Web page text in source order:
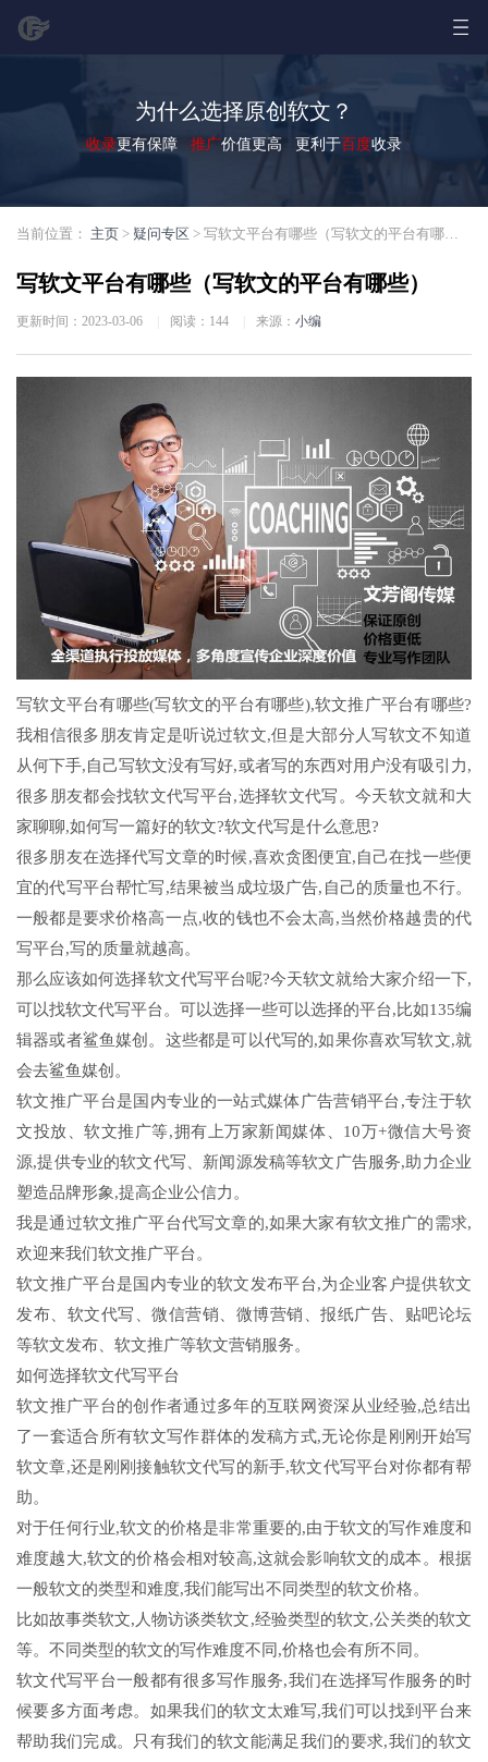
为什么选择原创软文？
收录更有保障 推广价值更高 更利于百度收录
当前位置： 主页 > 疑问专区 > 写软文平台有哪些（写软文的平台有哪些）
写软文平台有哪些（写软文的平台有哪些）
更新时间：2023-03-06 阅读： 144 来源： 小编
写软文平台有哪些(写软文的平台有哪些),软文推广平台有哪些?
我相信很多朋友肯定是听说过软文,但是大部分人写软文不知道
从何下手,自己写软文没有写好,或者写的东西对用户没有吸引力,
很多朋友都会找软文代写平台,选择软文代写。今天软文就和大
家聊聊,如何写一篇好的软文?软文代写是什么意思?
很多朋友在选择代写文章的时候,喜欢贪图便宜,自己在找一些便
宜的代写平台帮忙写,结果被当成垃圾广告,自己的质量也不行。
一般都是要求价格高一点,收的钱也不会太高,当然价格越贵的代
写平台,写的质量就越高。
那么应该如何选择软文代写平台呢?今天软文就给大家介绍一下,
可以找软文代写平台。可以选择一些可以选择的平台,比如135编
辑器或者鲨鱼媒创。这些都是可以代写的,如果你喜欢写软文,就
会去鲨鱼媒创。
软文推广平台是国内专业的一站式媒体广告营销平台,专注于软
文投放、软文推广等,拥有上万家新闻媒体、10万+微信大号资
源,提供专业的软文代写、新闻源发稿等软文广告服务,助力企业
塑造品牌形象,提高企业公信力。
我是通过软文推广平台代写文章的,如果大家有软文推广的需求,
欢迎来我们软文推广平台。
软文推广平台是国内专业的软文发布平台,为企业客户提供软文
发布、软文代写、微信营销、微博营销、报纸广告、贴吧论坛
等软文发布、软文推广等软文营销服务。
如何选择软文代写平台
软文推广平台的创作者通过多年的互联网资深从业经验,总结出
了一套适合所有软文写作群体的发稿方式,无论你是刚刚开始写
软文章,还是刚刚接触软文代写的新手,软文代写平台对你都有帮
助。
对于任何行业,软文的价格是非常重要的,由于软文的写作难度和
难度越大,软文的价格会相对较高,这就会影响软文的成本。根据
一般软文的类型和难度,我们能写出不同类型的软文价格。
比如故事类软文,人物访谈类软文,经验类型的软文,公关类的软文
等。不同类型的软文的写作难度不同,价格也会有所不同。
软文代写平台一般都有很多写作服务,我们在选择写作服务的时
候要多方面考虑。如果我们的软文太难写,我们可以找到平台来
帮助我们完成。只有我们的软文能满足我们的要求,我们的软文